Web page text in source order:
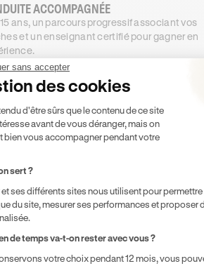
ACCOMPAGNÉE
ans, un parcours progressif associant vos
et un enseignant certifié pour gagner en
,99€
1009
4X SANS FRAIS
4X SANS FRAIS
-100€
inclus
de cours de conduite en voiture
Accès illimité aux modules de formation
sans accepter
des cookies
de Gestion du
d'être sûrs que le contenu de ce site
avant de vous déranger, mais on
bien vous accompagner pendant votre
sert ?
et ses différents sites nous utilisent pour
du site, mesurer ses performances et proposer
de temps va-t-on rester avec vous ?
votre choix pendant 12 mois, vous
Axeptio consent